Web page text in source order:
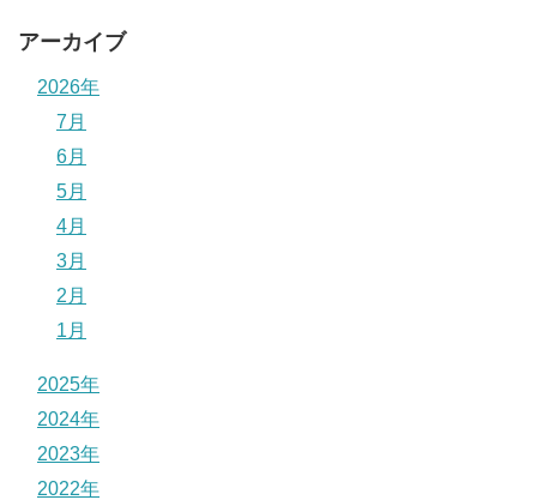
アーカイブ
2026年
7月
6月
5月
4月
3月
2月
1月
2025年
2024年
2023年
2022年